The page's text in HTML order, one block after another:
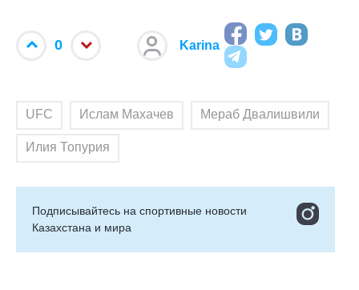
0 Karina
UFC Ислам Махачев Мераб Двалишвили
Илия Топурия
Подписывайтесь на cпортивные новости
Казахстана и мира